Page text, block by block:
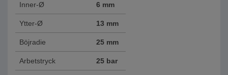
Inner-Ø 6 mm
Ytter-Ø 13 mm
Böjradie 25 mm
Arbetstryck 25 bar